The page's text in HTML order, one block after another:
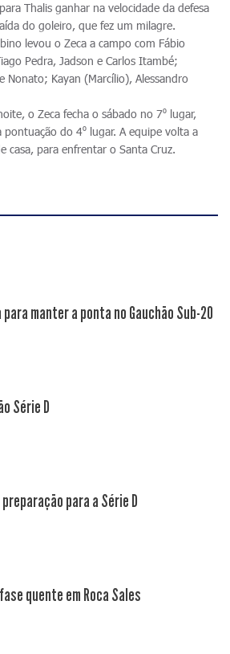
Thalis ganhar na velocidade da defesa
do goleiro, que fez um milagre.
levou o Zeca a campo com Fábio
Pedra, Jadson e Carlos Itambé;
Nonato; Kayan (Marcílio), Alessandro
o Zeca fecha o sábado no 7⁰ lugar,
do 4⁰ lugar. A equipe volta a
casa, para enfrentar o Santa Cruz.
manter a ponta no Gauchão Sub-20
Série D
para a Série D
quente em Roca Sales